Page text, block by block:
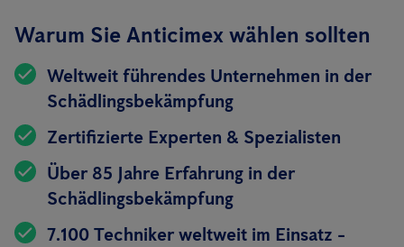
Warum Sie Anticimex wählen sollten
Weltweit führendes Unternehmen in der
Schädlingsbekämpfung
Zertifizierte Experten & Spezialisten
Über 85 Jahre Erfahrung in der
Schädlingsbekämpfung
7.100 Techniker weltweit im Einsatz -